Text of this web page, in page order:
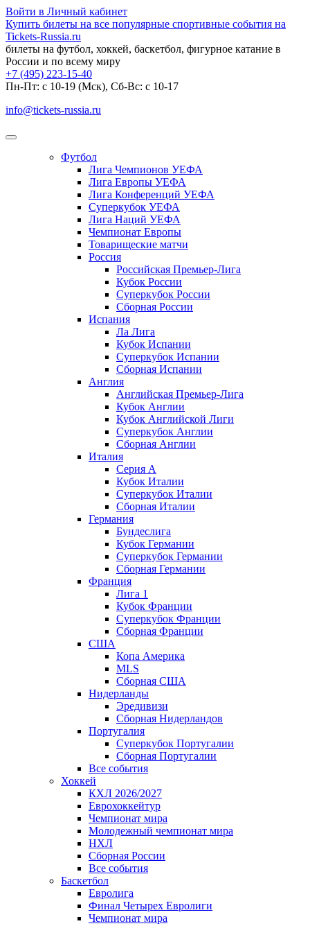
Войти в Личный кабинет
Купить билеты на все популярные спортивные события на
Tickets-Russia.ru
билеты на футбол, хоккей, баскетбол, фигурное катание в
России и по всему миру
+7 (495) 223-15-40
Пн-Пт: c 10-19 (Мск), Сб-Вс: с 10-17
info@tickets-russia.ru
Футбол
Лига Чемпионов УЕФА
Лига Европы УЕФА
Лига Конференций УЕФА
Суперкубок УЕФА
Лига Наций УЕФА
Чемпионат Европы
Товарищеские матчи
Россия
Российская Премьер-Лига
Кубок России
Суперкубок России
Сборная России
Испания
Ла Лига
Кубок Испании
Суперкубок Испании
Сборная Испании
Англия
Английская Премьер-Лига
Кубок Англии
Кубок Английской Лиги
Суперкубок Англии
Сборная Англии
Италия
Серия А
Кубок Италии
Суперкубок Италии
Сборная Италии
Германия
Бундеслига
Кубок Германии
Суперкубок Германии
Сборная Германии
Франция
Лига 1
Кубок Франции
Суперкубок Франции
Сборная Франции
США
Копа Америка
MLS
Сборная США
Нидерланды
Эредивизи
Сборная Нидерландов
Португалия
Суперкубок Португалии
Сборная Португалии
Все события
Хоккей
КХЛ 2026/2027
Еврохоккейтур
Чемпионат мира
Молодежный чемпионат мира
НХЛ
Сборная России
Все события
Баскетбол
Евролига
Финал Четырех Евролиги
Чемпионат мира